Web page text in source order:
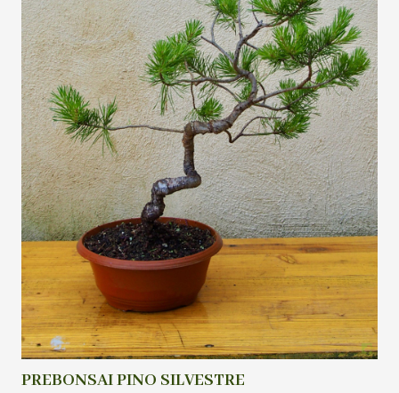
PREBONSAI PINO SILVESTRE